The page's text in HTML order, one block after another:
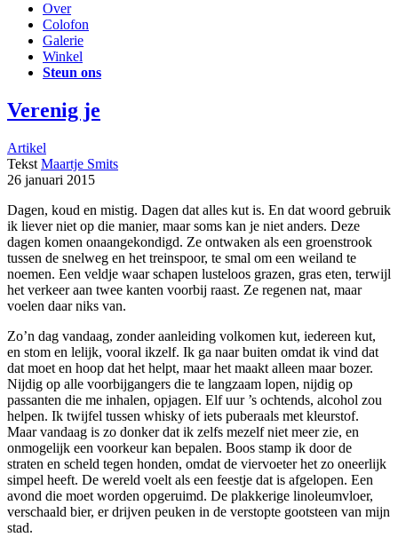
Over
Colofon
Galerie
Winkel
Steun ons
Verenig je
Artikel
Tekst Maartje Smits
26 januari 2015
Dagen, koud en mistig. Dagen dat alles kut is. En dat woord gebruik
ik liever niet op die manier, maar soms kan je niet anders. Deze
dagen komen onaangekondigd. Ze ontwaken als een groenstrook
tussen de snelweg en het treinspoor, te smal om een weiland te
noemen. Een veldje waar schapen lusteloos grazen, gras eten, terwijl
het verkeer aan twee kanten voorbij raast. Ze regenen nat, maar
voelen daar niks van.
Zo’n dag vandaag, zonder aanleiding volkomen kut, iedereen kut,
en stom en lelijk, vooral ikzelf. Ik ga naar buiten omdat ik vind dat
dat moet en hoop dat het helpt, maar het maakt alleen maar bozer.
Nijdig op alle voorbijgangers die te langzaam lopen, nijdig op
passanten die me inhalen, opjagen. Elf uur ’s ochtends, alcohol zou
helpen. Ik twijfel tussen whisky of iets puberaals met kleurstof.
Maar vandaag is zo donker dat ik zelfs mezelf niet meer zie, en
onmogelijk een voorkeur kan bepalen. Boos stamp ik door de
straten en scheld tegen honden, omdat de viervoeter het zo oneerlijk
simpel heeft. De wereld voelt als een feestje dat is afgelopen. Een
avond die moet worden opgeruimd. De plakkerige linoleumvloer,
verschaald bier, er drijven peuken in de verstopte gootsteen van mijn
stad.